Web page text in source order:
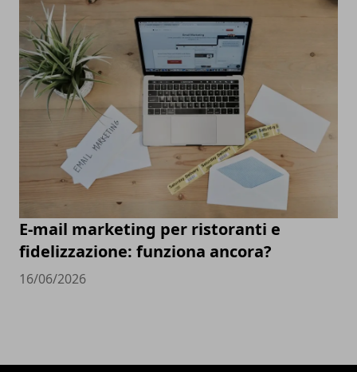
E-mail marketing per ristoranti e
fidelizzazione: funziona ancora?
16/06/2026